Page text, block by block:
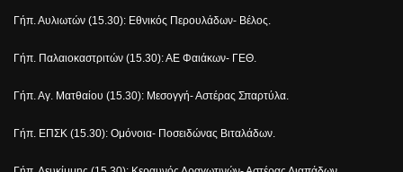
Γήπ. Αυλιωτών (15.30): Εθνικός Περουλάδων- Βέλος.
Γήπ. Παλαιοκαστριτών (15.30): ΑΕ Φαιάκων- ΓΕΘ.
Γήπ. Αγ. Ματθαίου (15.30): Μεσογγή- Αστέρας Σπαρτύλα.
Γήπ. ΕΠΣΚ (15.30): Ομόνοια- Ποσειδώνας Βιταλάδων.